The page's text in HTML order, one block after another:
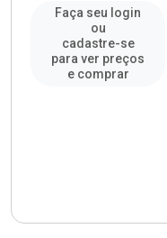
Faça seu login
ou
cadastre-se
para ver preços
e comprar